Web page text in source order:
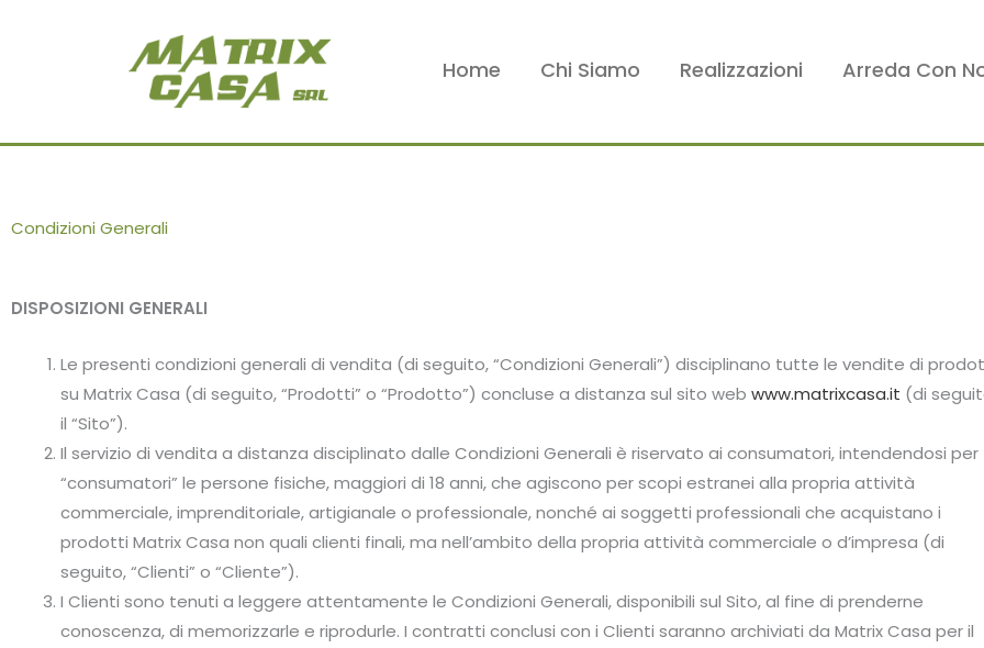
Home Chi Siamo Realizzazioni Arreda Con
Condizioni Generali
DISPOSIZIONI GENERALI
Le presenti condizioni generali di vendita (di seguito, “Condizioni Generali”) disciplinano tutte le vendite di
su Matrix Casa (di seguito, “Prodotti” o “Prodotto”) concluse a distanza sul sito web www.matrixcasa.it (di
il “Sito”).
Il servizio di vendita a distanza disciplinato dalle Condizioni Generali è riservato ai consumatori, intendendosi per
“consumatori” le persone fisiche, maggiori di 18 anni, che agiscono per scopi estranei alla propria attività
commerciale, imprenditoriale, artigianale o professionale, nonché ai soggetti professionali che acquistano i
prodotti Matrix Casa non quali clienti finali, ma nell’ambito della propria attività commerciale o d’impresa (di
seguito, “Clienti” o “Cliente”).
I Clienti sono tenuti a leggere attentamente le Condizioni Generali, disponibili sul Sito, al fine di prenderne
conoscenza, di memorizzarle e riprodurle. I contratti conclusi con i Clienti saranno archiviati da Matrix Casa per il